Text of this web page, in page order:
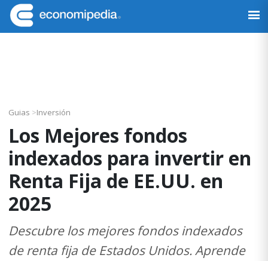
Saltar
a
la
Saltar
al
contenido
Saltar
a
la
Saltar
al
pie
Economipedia
Haciendo
Guias >Inversión
Los Mejores fondos
indexados para invertir en
Renta Fija de EE.UU. en
2025
Descubre los mejores fondos indexados
de renta fija de Estados Unidos. Aprende